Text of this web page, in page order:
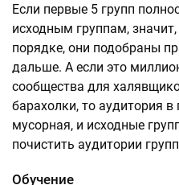
Если первые 5 групп
исходным группам,
порядке, они подобраны
дальше. А если это
сообщества для
барахолки, то аудитория
мусорная, и исходные
почистить аудитории
Обучение